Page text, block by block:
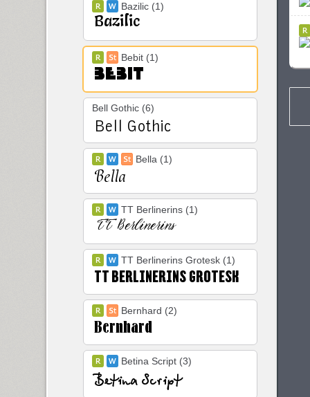
Bazilic (1)
Bebit (1)
Bell Gothic (6)
Bella (1)
TT Berlinerins (1)
TT Berlinerins Grotesk (1)
Bernhard (2)
Betina Script (3)